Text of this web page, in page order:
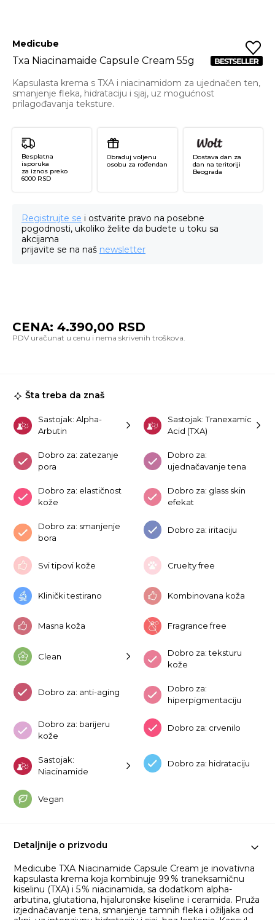
Medicube
Txa Niacinamaide Capsule Cream 55g
Kapsulasta krema s TXA i niacinamidom za ujednačen ten,
smanjenje fleka, hidrataciju i sjaj, uz mogućnost
prilagođavanja teksture.
Besplatna
isporuka
za iznos preko
6000 RSD
Obraduj voljenu
osobu za rođendan
Dostava dan za
dan na teritoriji
Beograda
Registrujte se i ostvarite pravo na posebne
pogodnosti, ukoliko želite da budete u toku sa
akcijama
prijavite se na naš newsletter
CENA: 4.390,00 RSD
Šta treba da znaš
Sastojak: Alpha-
Arbutin
Sastojak: Tranexamic
Acid (TXA)
Dobro za: zatezanje
pora
Dobro za:
ujednačavanje tena
Dobro za: elastičnost
kože
Dobro za: glass skin
efekat
Dobro za: smanjenje
bora
Dobro za: iritaciju
Svi tipovi kože Cruelty free
Klinički testirano Kombinovana koža
Masna koža Fragrance free
Clean
Dobro za: teksturu
kože
Dobro za: anti-aging
Dobro za:
hiperpigmentaciju
Dobro za: barijeru
kože
Dobro za: crvenilo
Sastojak:
Niacinamide
Dobro za: hidrataciju
Vegan
Detaljnije o prizvodu
Medicube TXA Niacinamide Capsule Cream je inovativna
kapsulasta krema koja kombinuje 99 % traneksamičnu
kiselinu (TXA) i 5 % niacinamida, sa dodatkom alpha-
arbutina, glutationa, hijaluronske kiseline i ceramida. Pruža
izjednačavanje tena, smanjenje tamnih fleka i ožiljaka od